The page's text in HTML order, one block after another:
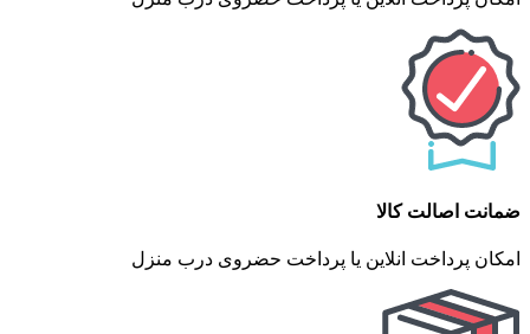
ضمانت اصالت کالا
امکان پرداخت انلاین یا پرداخت حضروی درب منزل